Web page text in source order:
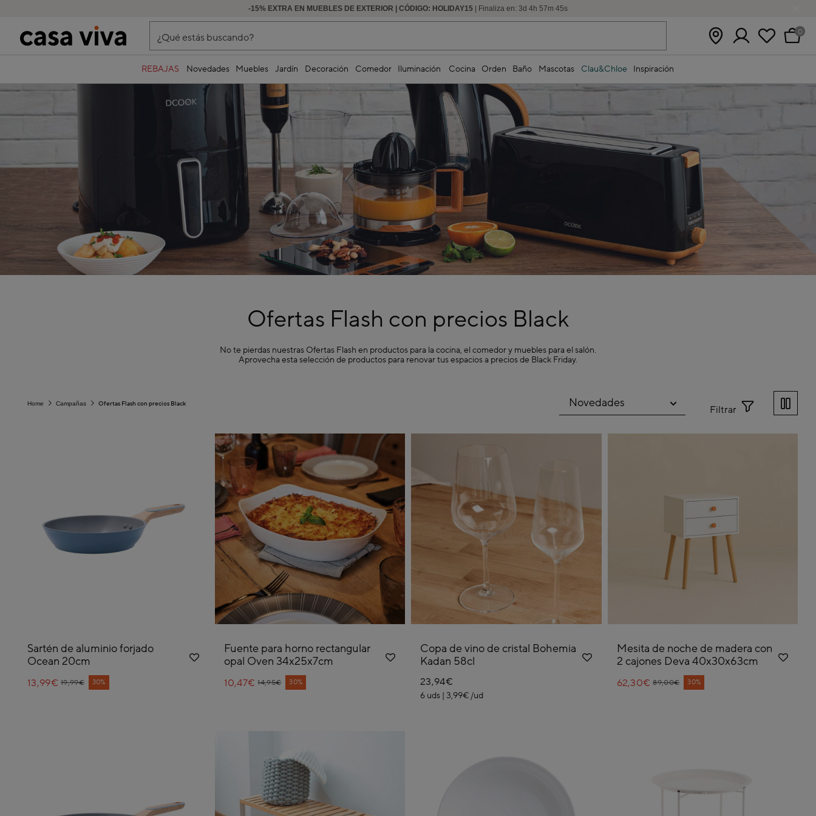
-15% EXTRA EN MUEBLES DE EXTERIOR | CÓDIGO: HOLIDAY15 | Finaliza en: 3d 4 h 57m 43s
HASTA -60% DE DESCUENTO | SEGUNDAS REBAJAS
¿Qué estás buscando? 0
REBAJAS Novedades Muebles Jardín Decoración Comedor Iluminación Cocina Orden Baño Mascotas Clau&Chloe Inspiración
Ofertas Flash con precios Black
No te pierdas nuestras Ofertas Flash en productos para la cocina, el comedor y muebles para el salón.
Aprovecha esta selección de productos para renovar tus espacios a precios de Black Friday.
Ofertas Flash con precios Black
Campañas
Home
Filtrar
Sartén de aluminio forjado
Ocean 20cm
Price reduced from
19,99€
to 30%
13,99€
Fuente para horno rectangular
opal Oven 34x25x7cm
Price reduced from
14,95€
to 30%
10,47€
Copa de vino de cristal Bohemia
Kadan 58cl
23,94€
6 uds | 3,99€ /ud
Mesita de noche de madera con
2 cajones Deva 40x30x63cm
Price reduced from
89,00€
to 30%
62,30€